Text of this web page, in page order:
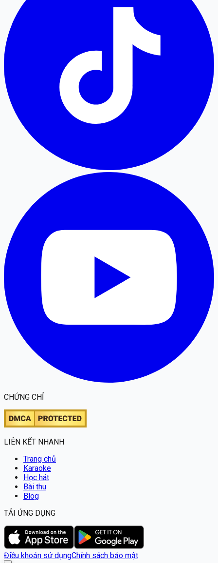
CHỨNG CHỈ
LIÊN KẾT NHANH
Trang chủ
Karaoke
Học hát
Bài thu
Blog
TẢI ỨNG DỤNG
Điều khoản sử dụngChính sách bảo mật